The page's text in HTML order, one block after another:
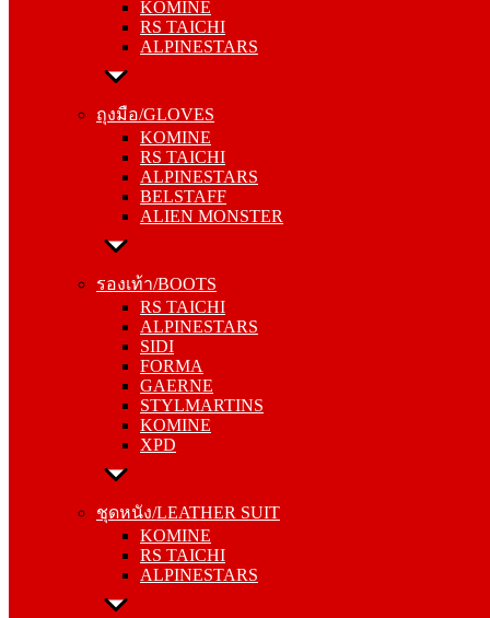
KOMINE
RS TAICHI
ALPINESTARS
ถุงมือ/GLOVES
KOMINE
RS TAICHI
ALPINESTARS
BELSTAFF
ALIEN MONSTER
รองเท้า/BOOTS
RS TAICHI
ALPINESTARS
SIDI
FORMA
GAERNE
STYLMARTINS
KOMINE
XPD
ชุดหนัง/LEATHER SUIT
KOMINE
RS TAICHI
ALPINESTARS
ALPINESTARS
ถุงมือ/GLOVES
RS TAICHI
ALPINESTARS
BELSTAFF
ALIEN MONSTER
รองเท้า/BOOTS
ALPINESTARS
SIDI
FORMA
GAERNE
STYLMARTINS
KOMINE
XPD
ชุดหนัง/LEATHER SUIT
RS TAICHI
ALPINESTARS
การ์ด/PROTECTOR